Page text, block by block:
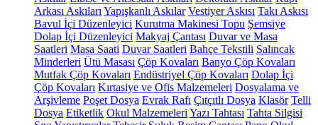
Arkası Askıları Yapışkanlı Askılar Vestiyer Askısı Takı Askısı
Bavul İçi Düzenleyici Kurutma Makinesi Topu Şemsiye
Dolap İçi Düzenleyici Makyaj Çantası Duvar ve Masa
Saatleri Masa Saati Duvar Saatleri Bahçe Tekstili Salıncak
Minderleri Ütü Masası Çöp Kovaları Banyo Çöp Kovaları
Mutfak Çöp Kovaları Endüstriyel Çöp Kovaları Dolap İçi
Çöp Kovaları Kırtasiye ve Ofis Malzemeleri Dosyalama ve
Arşivleme Poşet Dosya Evrak Rafı Çıtçıtlı Dosya Klasör Telli
Dosya Etiketlik Okul Malzemeleri Yazı Tahtası Tahta Silgisi